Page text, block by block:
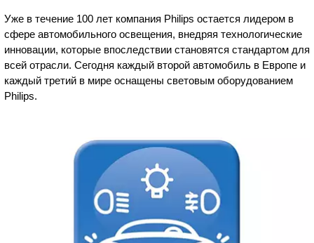
Уже в течение 100 лет компания Philips остается лидером в
сфере автомобильного освещения, внедряя технологические
инновации, которые впоследствии становятся стандартом для
всей отрасли. Сегодня каждый второй автомобиль в Европе и
каждый третий в мире оснащены световым оборудованием
Philips.